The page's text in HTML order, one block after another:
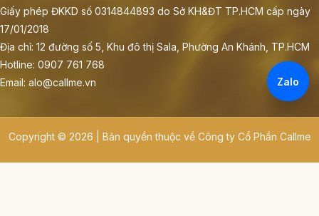
Giấy phép ĐKKD số 0314844893 do Sở KH&ĐT TP.HCM cấp ngày
17/01/2018
Địa chỉ: 12 đường số 5, Khu đô thị Sala, Phường An Khánh, TP.HCM
Hotline: 0907 761 768
Email: alo@callme.vn
Copyright © 2026 | Bản quyền thuộc về Công ty Cổ Phần Callme
Zalo